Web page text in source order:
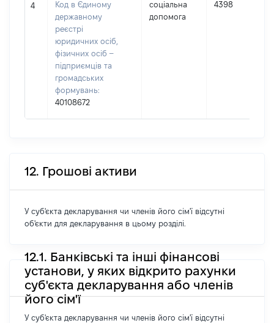
4
Код в Єдиному
державному
реєстрі
юридичних осіб,
фізичних осіб –
підприємців та
громадських
формувань:
40108672
соціальна
допомога
4398
12. Грошові активи
У суб'єкта декларування чи членів його сім'ї відсутні
об'єкти для декларування в цьому розділі.
12.1. Банківські та інші фінансові
установи, у яких відкрито рахунки
суб'єкта декларування або членів
його сім'ї
У суб'єкта декларування чи членів його сім'ї відсутні